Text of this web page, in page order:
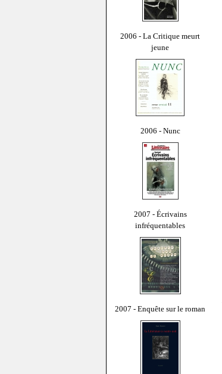
2006 - La Critique meurt
jeune
2006 - Nunc
2007 - Écrivains
infréquentables
2007 - Enquête sur le roman